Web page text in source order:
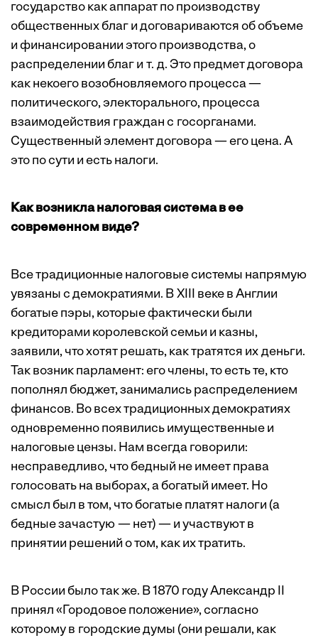
государство как аппарат по производству
общественных благ и договариваются об объеме
и финансировании этого производства, о
распределении благ и т. д. Это предмет договора
как некоего возобновляемого процесса —
политического, электорального, процесса
взаимодействия граждан с госорганами.
Существенный элемент договора — его цена. А
это по сути и есть налоги.
Как возникла налоговая система в ее
современном виде?
Все традиционные налоговые системы напрямую
увязаны с демократиями. В XIII веке в Англии
богатые пэры, которые фактически были
кредиторами королевской семьи и казны,
заявили, что хотят решать, как тратятся их деньги.
Так возник парламент: его члены, то есть те, кто
пополнял бюджет, занимались распределением
финансов. Во всех традиционных демократиях
одновременно появились имущественные и
налоговые цензы. Нам всегда говорили:
несправедливо, что бедный не имеет права
голосовать на выборах, а богатый имеет. Но
смысл был в том, что богатые платят налоги (а
бедные зачастую — нет) — и участвуют в
принятии решений о том, как их тратить.
В России было так же. В 1870 году Александр II
принял «Городовое положение», согласно
которому в городские думы (они решали, как